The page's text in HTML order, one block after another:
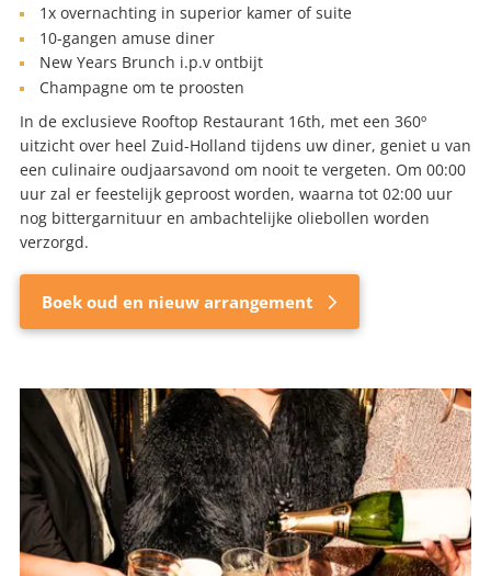
1x overnachting in superior kamer of suite
10-gangen amuse diner
New Years Brunch i.p.v ontbijt
Champagne om te proosten
In de exclusieve Rooftop Restaurant 16th, met een 360º
uitzicht over heel Zuid-Holland tijdens uw diner, geniet u van
een culinaire oudjaarsavond om nooit te vergeten. Om 00:00
uur zal er feestelijk geproost worden, waarna tot 02:00 uur
nog bittergarnituur en ambachtelijke oliebollen worden
verzorgd.
Boek oud en nieuw arrangement